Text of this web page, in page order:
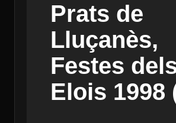
Prats de
Lluçanès,
Festes
Elois 1998